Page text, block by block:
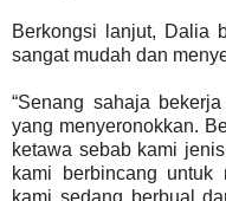
Berkongsi lanjut, Dalia
sangat mudah dan
“Senang sahaja
yang menyeronokkan.
ketawa sebab kami
kami berbincang untuk